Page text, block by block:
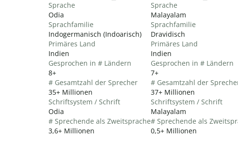
Sprache
Odia
Sprachfamilie
Indogermanisch (Indoarisch)
Primäres Land
Indien
Gesprochen in # Ländern
8+
# Gesamtzahl der Sprecher
35+ Millionen
Schriftsystem / Schrift
Odia
# Sprechende als Zweitsprache
3,6+ Millionen
Sprache
Malayalam
Sprachfamilie
Dravidisch
Primäres Land
Indien
Gesprochen in # Ländern
7+
# Gesamtzahl der
37+ Millionen
Schriftsystem / Schrift
Malayalam
# Sprechende als
0,5+ Millionen